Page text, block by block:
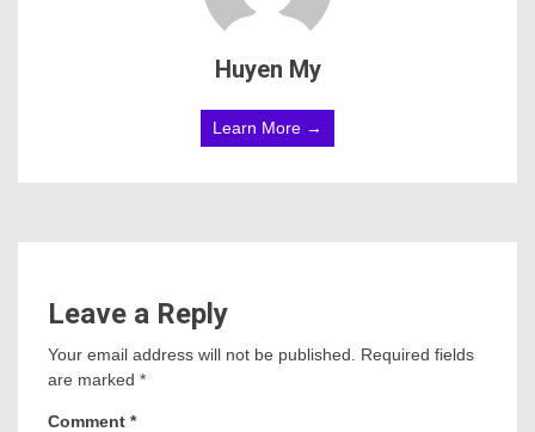
Huyen My
Learn More →
Leave a Reply
Your email address will not be published.
Required fields
are marked *
Comment *